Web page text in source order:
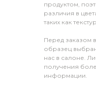
продуктом,
различия в
таких как
Перед заказом
образец
нас в салоне.
получения
информации.